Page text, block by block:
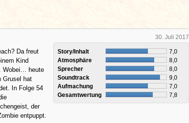
30. Juli 2017
Story/Inhalt
7,0
Atmosphäre
8,0
Sprecher
8,0
Soundtrack
9,0
Aufmachung
7,0
Gesamtwertung
7,8
Da freut
Kind
Wobei… heute
Grusel hat
In Folge 54
der
entpuppt.